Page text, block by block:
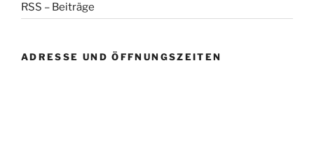
RSS – Beiträge
ADRESSE UND ÖFFNUNGSZEITEN